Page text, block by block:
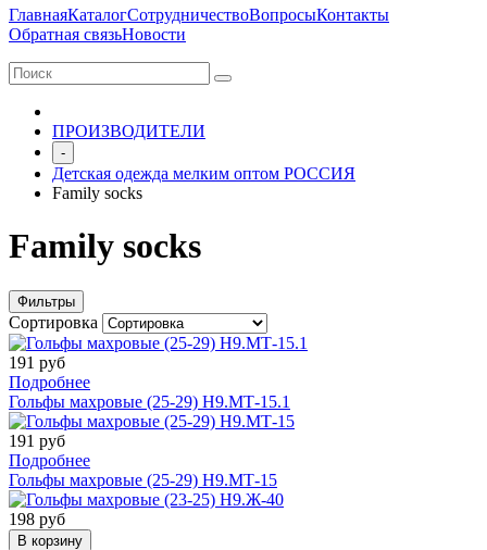
ГлавнаяКаталогСотрудничествоВопросыКонтакты
Обратная связьНовости
ПРОИЗВОДИТЕЛИ
-
Детская одежда мелким оптом РОССИЯ
Family socks
Family socks
Фильтры
Сортировка
191 руб
Подробнее
Гольфы махровые (25-29) Н9.МТ-15.1
191 руб
Подробнее
Гольфы махровые (25-29) Н9.МТ-15
198 руб
В корзину